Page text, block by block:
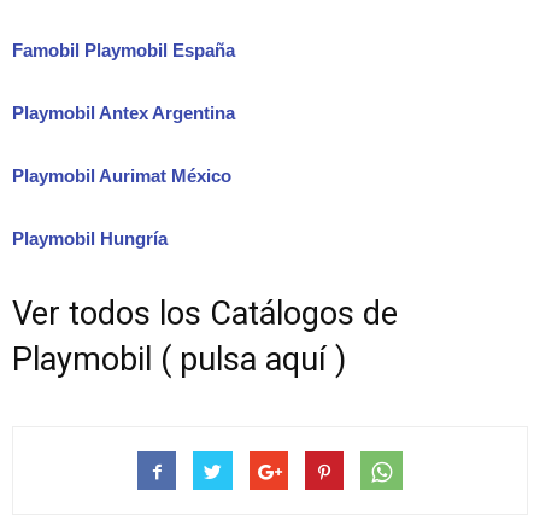
Famobil Playmobil España
Playmobil Antex Argentina
Playmobil Aurimat México
Playmobil Hungría
Ver todos los Catálogos de
Playmobil ( pulsa aquí )